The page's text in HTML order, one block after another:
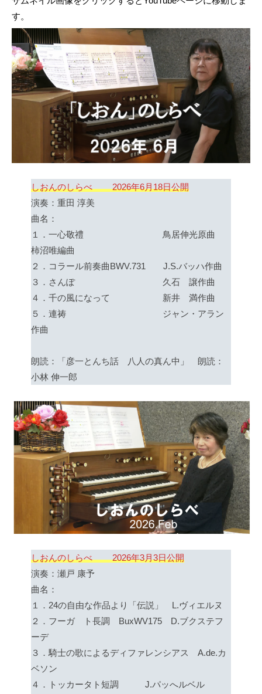
す。
しおんのしらべ 2026年6月18日公開
演奏：重田 淳美
曲名：
１．一心敬禮 鳥居伸光原曲
柿沼唯編曲
２．コラール前奏曲BWV.731 J.S.バッハ作曲
３．さんぽ 久石 譲作曲
４．千の風になって 新井 満作曲
５．連祷 ジャン・アラン
作曲
朗読：「彦一とんち話 八人の真ん中」 朗読：
小林 伸一郎
しおんのしらべ 2026年3月3日公開
演奏：瀬戸 康予
曲名：
１．24の自由な作品より「伝説」 L.ヴィエルヌ
２．フーガ ト長調 BuxWV175 D.ブクステフ
ーデ
３．騎士の歌によるディファレンシアス A.de.カ
ベソン
４．トッカータト短調 J.パッへルベル